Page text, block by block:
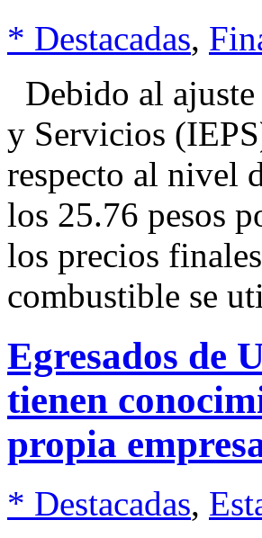
* Destacadas,
Debido al
y Servicios
respecto al nivel
los 25.76 pesos
los precios
combustible se
Egresados de
tienen
propia
* Destacadas,